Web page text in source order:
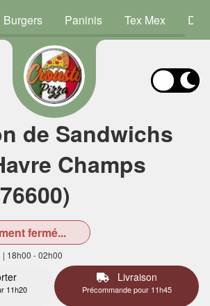
Burgers Paninis Tex Mex
de Sandwichs
Champs
fermé...
18h00 - 02h00
11h20
Livraison
Précommande pour 11h45